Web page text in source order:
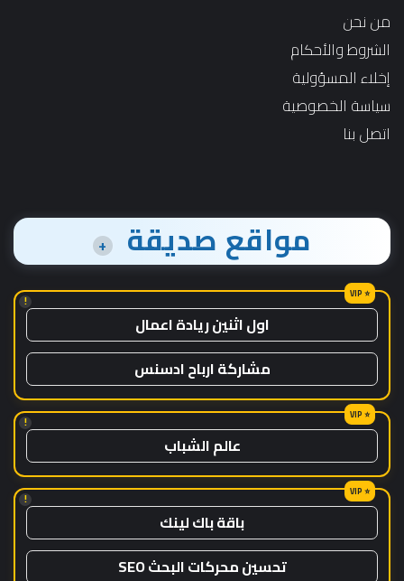
من نحن
الشروط والأحكام
إخلاء المسؤولية
سياسة الخصوصية
اتصل بنا
مواقع صديقة +
!
اول اثنين ريادة اعمال
مشاركة ارباح ادسنس
!
عالم الشباب
!
باقة باك لينك
تحسين محركات البحث SEO